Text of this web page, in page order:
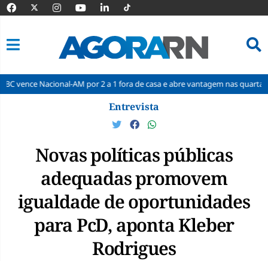
AM por 2 a 1 fora de casa e abre vantagem nas quartas Cine
Entrevista
Novas políticas públicas
adequadas promovem
igualdade de oportunidades
para PcD, aponta Kleber
Rodrigues